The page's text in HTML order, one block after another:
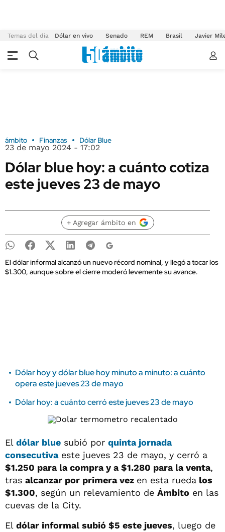
Temas del día Dólar en vivo Senado REM Brasil Javier
ámbito Finanzas Dólar Blue
23 de mayo 2024 - 17:02
Dólar blue hoy: a cuánto cotiza
este jueves 23 de mayo
+ Agregar ámbito en
El dólar informal alcanzó un nuevo récord nominal, y llegó a tocar los
$1.300, aunque sobre el cierre moderó levemente su avance.
Dólar hoy y dólar blue hoy minuto a minuto: a cuánto
opera este jueves 23 de mayo
Dólar hoy: a cuánto cerró este jueves 23 de mayo
El dólar blue subió por quinta jornada
consecutivaeste jueves 23 de mayo, y cerró a
$1.250 para la compra y a $1.280 para la venta,
tras alcanzar por primera vez en esta rueda los
$1.300, según un relevamiento de Ámbito en las
cuevas de la City.
El dólar informal subió $5 este jueves, luego de